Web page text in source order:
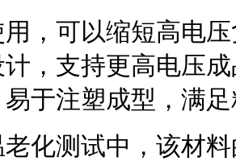
，可以缩短高电
，支持更高电压
于注塑成型，满
化测试中，该材